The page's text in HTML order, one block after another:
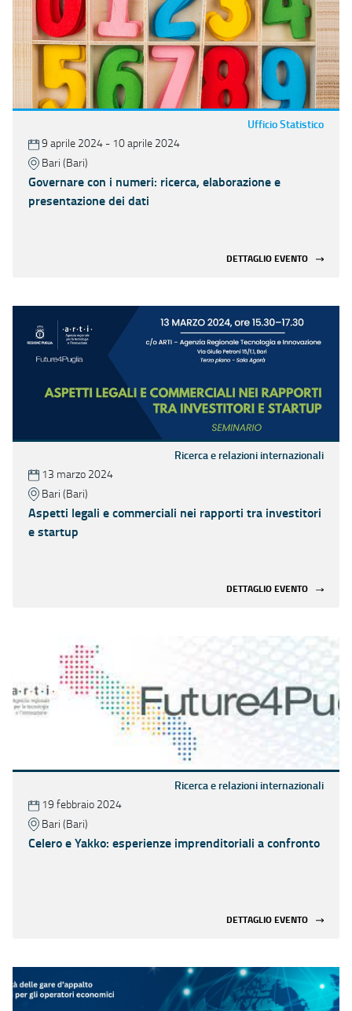
Ufficio Statistico
9 aprile 2024 - 10 aprile 2024
Bari (Bari)
Governare con i numeri: ricerca, elaborazione e
presentazione dei dati
DETTAGLIO EVENTO
Ricerca e relazioni internazionali
13 marzo 2024
Bari (Bari)
Aspetti legali e commerciali nei rapporti tra investitori
e startup
DETTAGLIO EVENTO
Ricerca e relazioni internazionali
19 febbraio 2024
Bari (Bari)
Celero e Yakko: esperienze imprenditoriali a confronto
DETTAGLIO EVENTO